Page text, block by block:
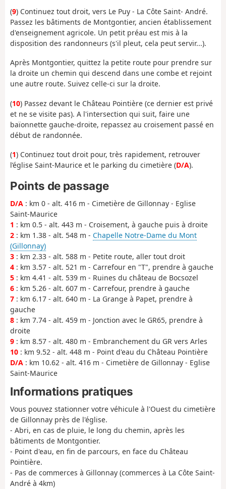
(9) Continuez tout droit, vers Le Puy - La Côte Saint- André.
Passez les bâtiments de Montgontier, ancien établissement
d'enseignement agricole. Un petit préau est mis à la
disposition des randonneurs (s'il pleut, cela peut servir...).
Après Montgontier, quittez la petite route pour prendre sur
la droite un chemin qui descend dans une combe et rejoint
une autre route. Suivez celle-ci sur la droite.
(10) Passez devant le Château Pointière (ce dernier est privé
et ne se visite pas). A l'intersection qui suit, faire une
baïonnette gauche-droite, repassez au croisement passé en
début de randonnée.
(1) Continuez tout droit pour, très rapidement, retrouver
l’église Saint-Maurice et le parking du cimetière (D/A).
Points de passage
D/A : km 0 - alt. 416 m - Cimetière de Gillonnay - Eglise
Saint-Maurice
1 : km 0.5 - alt. 443 m - Croisement, à gauche puis à droite
2 : km 1.38 - alt. 548 m - Chapelle Notre-Dame du Mont
(Gillonnay)
3 : km 2.33 - alt. 588 m - Petite route, aller tout droit
4 : km 3.57 - alt. 521 m - Carrefour en "T", prendre à gauche
5 : km 4.41 - alt. 539 m - Ruines du château de Bocsozel
6 : km 5.26 - alt. 607 m - Carrefour, prendre à gauche
7 : km 6.17 - alt. 640 m - La Grange à Papet, prendre à
gauche
8 : km 7.74 - alt. 459 m - Jonction avec le GR65, prendre à
droite
9 : km 8.57 - alt. 480 m - Embranchement du GR vers Arles
10 : km 9.52 - alt. 448 m - Point d'eau du Château Pointière
D/A : km 10.62 - alt. 416 m - Cimetière de Gillonnay - Eglise
Saint-Maurice
Informations pratiques
Vous pouvez stationner votre véhicule à l'Ouest du cimetière
de Gillonnay près de l'église.
- Abri, en cas de pluie, le long du chemin, après les
bâtiments de Montgontier.
- Point d'eau, en fin de parcours, en face du Château
Pointière.
- Pas de commerces à Gillonnay (commerces à La Côte Saint-
André à 4km)